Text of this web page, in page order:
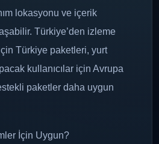
lokasyonu ve içerik
Türkiye’den izleme
Türkiye paketleri, yurt
kullanıcılar için Avrupa
paketler daha uygun
İçin Uygun?